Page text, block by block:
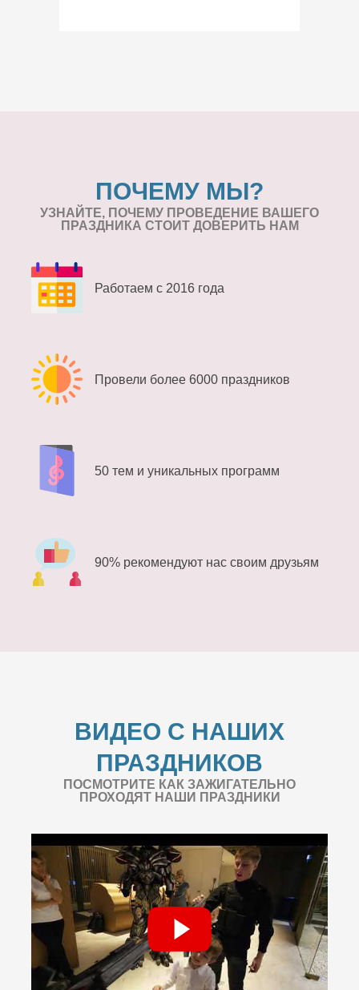
ПОЧЕМУ МЫ?
УЗНАЙТЕ, ПОЧЕМУ ПРОВЕДЕНИЕ ВАШЕГО
ПРАЗДНИКА СТОИТ ДОВЕРИТЬ НАМ
Работаем с 2016 года
Провели более 6000 праздников
50 тем и уникальных программ
90% рекомендуют нас своим друзьям
ВИДЕО С НАШИХ
ПРАЗДНИКОВ
ПОСМОТРИТЕ КАК ЗАЖИГАТЕЛЬНО
ПРОХОДЯТ НАШИ ПРАЗДНИКИ